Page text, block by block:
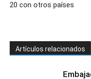
20 con otros países
Artículos relacionados